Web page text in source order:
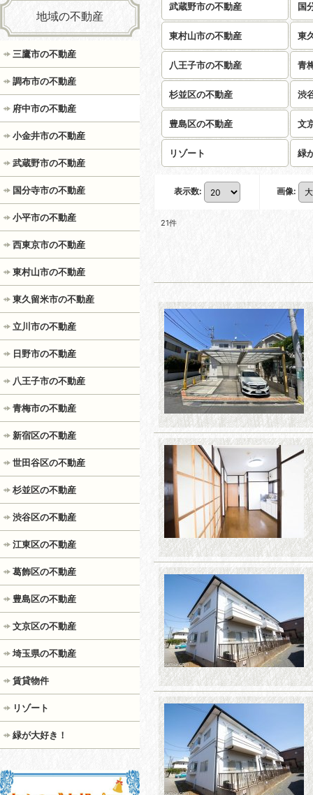
地域の不動産
三鷹市の不動産
調布市の不動産
府中市の不動産
小金井市の不動産
武蔵野市の不動産
国分寺市の不動産
小平市の不動産
西東京市の不動産
東村山市の不動産
東久留米市の不動産
立川市の不動産
日野市の不動産
八王子市の不動産
青梅市の不動産
新宿区の不動産
世田谷区の不動産
杉並区の不動産
渋谷区の不動産
江東区の不動産
葛飾区の不動産
豊島区の不動産
文京区の不動産
埼玉県の不動産
賃貸物件
リゾート
緑が大好き！
武蔵野市の不動産 国
東村山市の不動産 東
八王子市の不動産 青
杉並区の不動産 渋
豊島区の不動産 文
リゾート 緑
表示数: 画像:
21件